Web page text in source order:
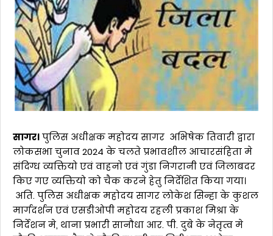
सागर।पुलिस अधीक्षक महोदय सागर अभिषेक तिवारी द्वारा
लोकसभा चुनाव 2024 के चलते प्रभावशील आचारसंहिता मे
संदिग्ध व्यक्तियो एवं वाहनो एवं गुंडा निगरानी एवं जिलाबदर
किए गए व्यक्तियो को चैक करने हेतु निर्देशित किया गया।
अति. पुलिस अधीक्षक महोदय सागर लोकेश सिन्हा के कुशल
मार्गदर्शन एवं एसडीओपी महोदय रहली प्रकाश मिश्रा के
निर्देशन मे, थाना प्रभारी सानौधा आर. पी. दुबे के नेतृत्व मे